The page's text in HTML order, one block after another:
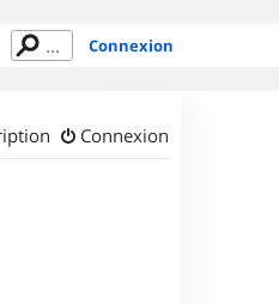
Connexion
Connexion